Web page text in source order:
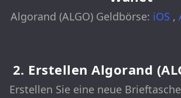
Algorand (ALGO) Geldbörse: iOS ,
2. Erstellen Algorand
Erstellen Sie eine neue